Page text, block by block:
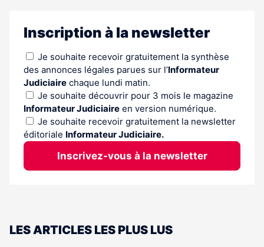
Inscription à la newsletter
Je souhaite recevoir gratuitement la synthèse
des annonces légales parues sur l’Informateur
Judiciaire chaque lundi matin.
Je souhaite découvrir pour 3 mois le magazine
Informateur Judiciaire en version numérique.
Je souhaite recevoir gratuitement la newsletter
éditoriale Informateur Judiciaire.
Inscrivez-vous à la newsletter
LES ARTICLES LES PLUS LUS